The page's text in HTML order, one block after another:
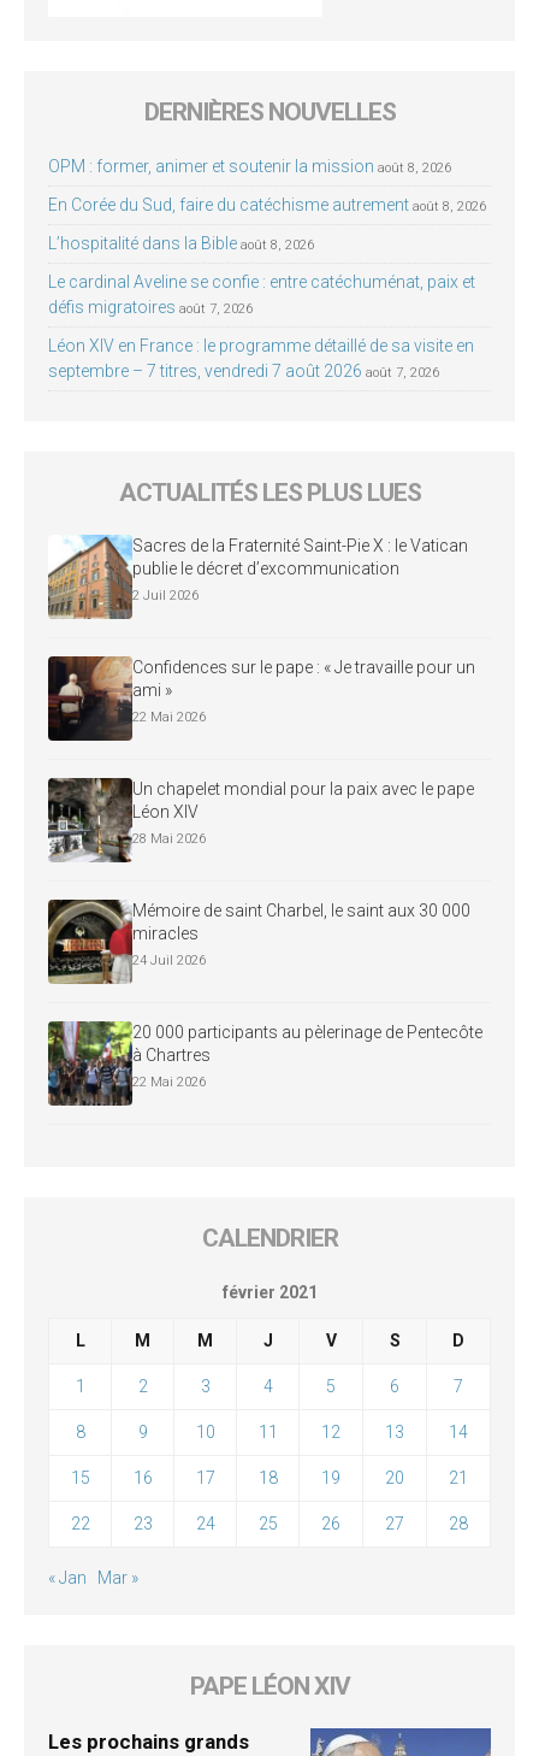
DERNIÈRES NOUVELLES
OPM : former, animer et soutenir la mission août 8, 2026
En Corée du Sud, faire du catéchisme autrement août 8, 2026
L’hospitalité dans la Bible août 8, 2026
Le cardinal Aveline se confie : entre catéchuménat, paix et
défis migratoires août 7, 2026
Léon XIV en France : le programme détaillé de sa visite en
septembre – 7 titres, vendredi 7 août 2026 août 7, 2026
ACTUALITÉS LES PLUS LUES
Sacres de la Fraternité Saint-Pie X : le Vatican
publie le décret d’excommunication
2 Juil 2026
Confidences sur le pape : « Je travaille pour un
ami »
22 Mai 2026
Un chapelet mondial pour la paix avec le pape
Léon XIV
28 Mai 2026
Mémoire de saint Charbel, le saint aux 30 000
miracles
24 Juil 2026
20 000 participants au pèlerinage de Pentecôte
à Chartres
22 Mai 2026
CALENDRIER
février 2021
L M M J V S D
1 2 3 4 5 6 7
8 9 10 11 12 13 14
15 16 17 18 19 20 21
22 23 24 25 26 27 28
« Jan Mar »
PAPE LÉON XIV
Les prochains grands